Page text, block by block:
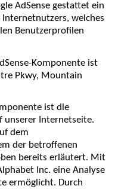
AdSense gestattet ein
Internetnutzers, welches
Benutzerprofilen
Komponente ist
Pkwy, Mountain
ist die
unserer Internetseite.
dem
der betroffenen
bereits erläutert. Mit
Inc. eine Analyse
ermöglicht. Durch